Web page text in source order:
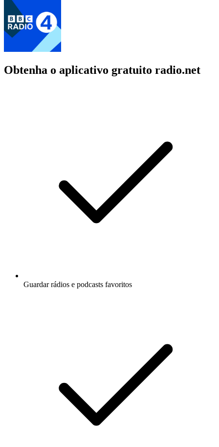
Obtenha o aplicativo gratuito radio.net
Guardar rádios e podcasts favoritos